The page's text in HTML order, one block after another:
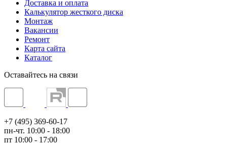
Доставка и оплата
Калькулятор жесткого диска
Монтаж
Вакансии
Ремонт
Карта сайта
Каталог
Оставайтесь на связи
+7 (495) 369-60-17
пн-чт. 10:00 - 18:00
пт 10:00 - 17:00